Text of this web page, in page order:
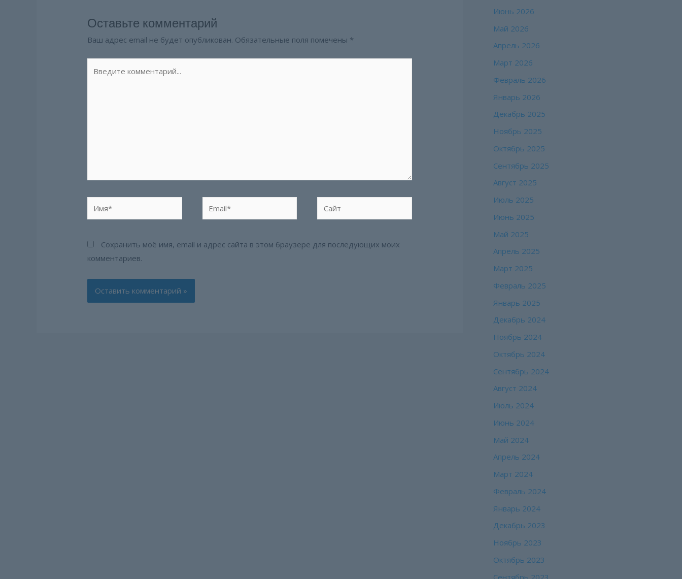
Оставьте комментарий
Ваш адрес email не будет опубликован. Обязательные поля помечены *
комментарий...
Сохранить моё имя, email и адрес сайта в этом браузере для последующих моих
комментариев.
Июнь 2026
Май 2026
Апрель 2026
Март 2026
Февраль 2026
Январь 2026
Декабрь 2025
Ноябрь 2025
Октябрь 2025
Сентябрь 2025
Август 2025
Июль 2025
Июнь 2025
Май 2025
Апрель 2025
Март 2025
Февраль 2025
Январь 2025
Декабрь 2024
Ноябрь 2024
Октябрь 2024
Сентябрь 2024
Август 2024
Июль 2024
Июнь 2024
Май 2024
Апрель 2024
Март 2024
Февраль 2024
Январь 2024
Декабрь 2023
Ноябрь 2023
Октябрь 2023
Сентябрь 2023